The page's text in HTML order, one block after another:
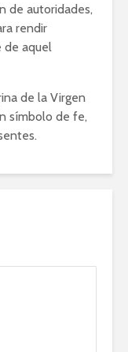
de autoridades,
rendir
de aquel
de la Virgen
símbolo de fe,